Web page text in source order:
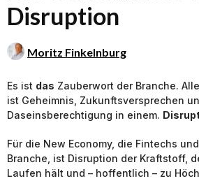
Disruption
Moritz Finkelnburg
Es ist das Zauberwort der Branche.
ist Geheimnis, Zukunftsversprechen
Daseinsberechtigung in einem.
Für die New Economy, die Fintechs
Branche, ist Disruption der Kraftstoff,
Laufen hält und – hoffentlich – zu